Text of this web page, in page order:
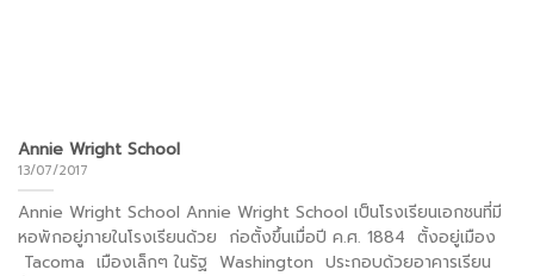
Annie Wright School
13/07/2017
Annie Wright School Annie Wright School เป็นโรงเรียนเอกชนที่มี
หอพักอยู่ภายในโรงเรียนด้วย ก่อตั้งขึ้นเมื่อปี ค.ศ. 1884 ตั้งอยู่เมือง
Tacoma เมืองเล็กๆ ในรัฐ Washington ประกอบด้วยอาคารเรียน